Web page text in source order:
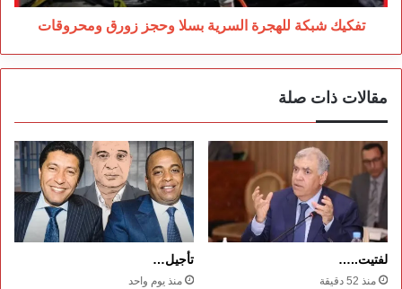
تفكيك شبكة للهجرة السرية بسلا وحجز زورق ومحروقات
مقالات ذات صلة
لفتيت..…
منذ 52 دقيقة
تأجيل…
منذ يوم واحد